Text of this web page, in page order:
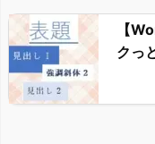
【
クっ